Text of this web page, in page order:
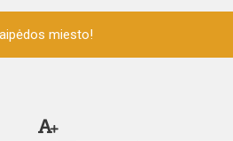
miesto!